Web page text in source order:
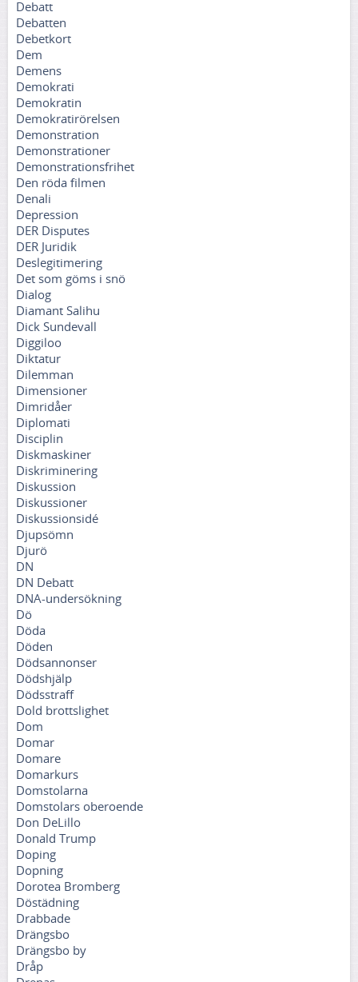
Debatt
Debatten
Debetkort
Dem
Demens
Demokrati
Demokratin
Demokratirörelsen
Demonstration
Demonstrationer
Demonstrationsfrihet
Den röda filmen
Denali
Depression
DER Disputes
DER Juridik
Deslegitimering
Det som göms i snö
Dialog
Diamant Salihu
Dick Sundevall
Diggiloo
Diktatur
Dilemman
Dimensioner
Dimridåer
Diplomati
Disciplin
Diskmaskiner
Diskriminering
Diskussion
Diskussioner
Diskussionsidé
Djupsömn
Djurö
DN
DN Debatt
DNA-undersökning
Dö
Döda
Döden
Dödsannonser
Dödshjälp
Dödsstraff
Dold brottslighet
Dom
Domar
Domare
Domarkurs
Domstolarna
Domstolars oberoende
Don DeLillo
Donald Trump
Doping
Dopning
Dorotea Bromberg
Döstädning
Drabbade
Drängsbo
Drängsbo by
Dråp